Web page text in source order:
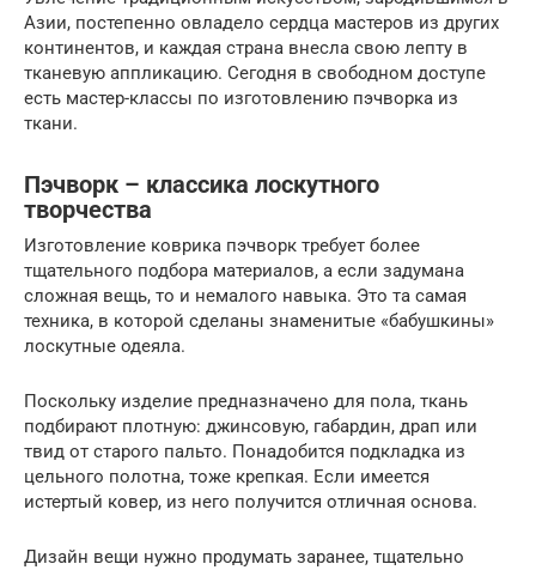
Азии, постепенно овладело сердца мастеров из других
континентов, и каждая страна внесла свою лепту в
тканевую аппликацию. Сегодня в свободном доступе
есть мастер-классы по изготовлению пэчворка из
ткани.
Пэчворк – классика лоскутного
творчества
Изготовление коврика пэчворк требует более
тщательного подбора материалов, а если задумана
сложная вещь, то и немалого навыка. Это та самая
техника, в которой сделаны знаменитые «бабушкины»
лоскутные одеяла.
Поскольку изделие предназначено для пола, ткань
подбирают плотную: джинсовую, габардин, драп или
твид от старого пальто. Понадобится подкладка из
цельного полотна, тоже крепкая. Если имеется
истертый ковер, из него получится отличная основа.
Дизайн вещи нужно продумать заранее, тщательно